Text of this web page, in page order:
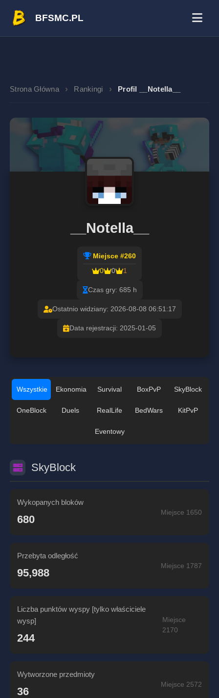
BFSMC.PL
Strona Główna Rankingi Profil __Notella__
__Notella__
Miejsce #260
0
0 1
Czas gry: 685 h
Ostatnio widziany: 2026-08-08 06:51:17
Data rejestracji: 2025-01-05
Wszystkie Ekonomia Survival BoxPvP SkyBlock
OneBlock Duels RealLife BedWars KitPvP
Eventowy
SkyBlock
Wykopanych bloków
680
Miejsce 1650
Przebyta odległość
95,988
Miejsce 1787
Liczba punktów wyspy [tylko właściciele
wysp]
244
Miejsce
2170
Wytworzone przedmioty
36
Miejsce 2572